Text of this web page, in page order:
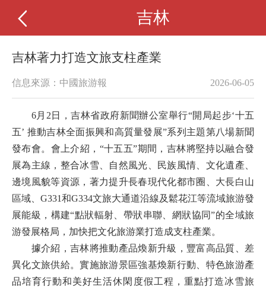
吉林
吉林著力打造文旅支柱產業
信息來源：中國旅游報 2026-06-05
6月2日，吉林省政府新聞辦公室舉行“開局起步‘十五
五’ 推動吉林全面振興和高質量發展”系列主題第八場新聞
發布會。會上介紹，“十五五”期間，吉林將堅持以融合發
展為主線，整合冰雪、自然風光、民族風情、文化遺產、
邊境風貌等資源，著力提升長春現代化都市圈、大長白山
區域、G331和G334文旅大通道沿線及鬆花江等流域旅游發
展能級，構建“點狀輻射、帶狀串聯、網狀協同”的全域旅
游發展格局，加快把文化旅游業打造成支柱產業。
據介紹，吉林將推動產品煥新升級，豐富高品質、差
異化文旅供給。實施旅游景區強基煥新行動、特色旅游產
品培育行動和美好生活休閑度假工程，重點打造冰雪旅